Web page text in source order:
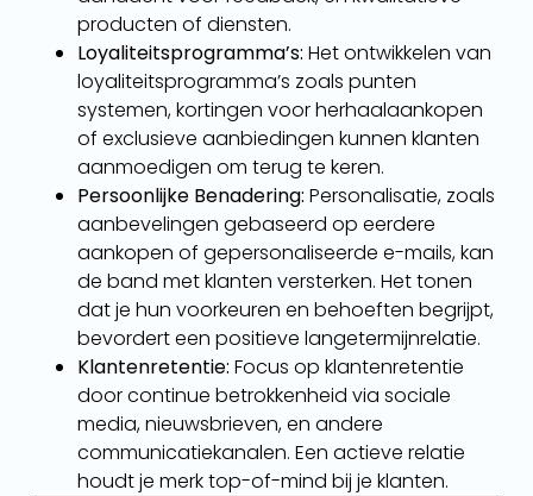
producten of diensten.
Loyaliteitsprogramma’s: Het ontwikkelen van
loyaliteitsprogramma’s zoals punten
systemen, kortingen voor herhaalaankopen
of exclusieve aanbiedingen kunnen klanten
aanmoedigen om terug te keren.
Persoonlijke Benadering: Personalisatie, zoals
aanbevelingen gebaseerd op eerdere
aankopen of gepersonaliseerde e-mails, kan
de band met klanten versterken. Het tonen
dat je hun voorkeuren en behoeften begrijpt,
bevordert een positieve langetermijnrelatie.
Klantenretentie: Focus op klantenretentie
door continue betrokkenheid via sociale
media, nieuwsbrieven, en andere
communicatiekanalen. Een actieve relatie
houdt je merk top-of-mind bij je klanten.